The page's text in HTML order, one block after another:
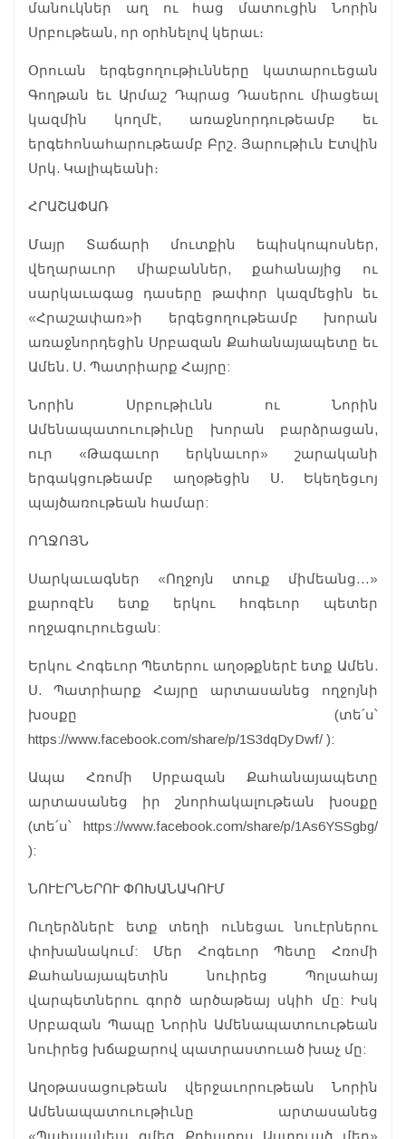
մանուկներ աղ ու հաց մատուցին Նորին
Սրբութեան, որ օրհնելով կերաւ։
Օրուան երգեցողութիւնները կատարուեցան
Գողթան եւ Արմաշ Դպրաց Դասերու միացեալ
կազմին կողմէ, առաջնորդութեամբ եւ
երգեհոնահարութեամբ Բրշ. Յարութիւն Էտվին
Սրկ. Կալիպեանի։
ՀՐԱՇԱՓԱՌ
Մայր Տաճարի մուտքին եպիսկոպոսներ,
վեղարաւոր միաբաններ, քահանայից ու
սարկաւագաց դասերը թափոր կազմեցին եւ
«Հրաշափառ»ի երգեցողութեամբ խորան
առաջնորդեցին Սրբազան Քահանայապետը եւ
Ամեն. Ս. Պատրիարք Հայրը:
Նորին Սրբութիւնն ու Նորին
Ամենապատուութիւնը խորան բարձրացան,
ուր «Թագաւոր երկնաւոր» շարականի
երգակցութեամբ աղօթեցին Ս. Եկեղեցւոյ
պայծառութեան համար:
ՈՂՋՈՅՆ
Սարկաւագներ «Ողջոյն տուք միմեանց…»
քարոզէն ետք երկու հոգեւոր պետեր
ողջագուրուեցան:
Երկու Հոգեւոր Պետերու աղօթքներէ ետք Ամեն.
Ս. Պատրիարք Հայրը արտասանեց ողջոյնի
խօսքը (տե՛ս՝
https://www.facebook.com/share/p/1S3dqDyDwf/ ):
Ապա Հռոմի Սրբազան Քահանայապետը
արտասանեց իր շնորհակալութեան խօսքը
(տե՛ս՝ https://www.facebook.com/share/p/1As6YSSgbg/
):
ՆՈՒԷՐՆԵՐՈՒ ՓՈԽԱՆԱԿՈՒՄ
Ուղերձներէ ետք տեղի ունեցաւ նուէրներու
փոխանակում: Մեր Հոգեւոր Պետը Հռոմի
Քահանայապետին նուիրեց Պոլսահայ
վարպետներու գործ արծաթեայ սկիհ մը: Իսկ
Սրբազան Պապը Նորին Ամենապատուութեան
նուիրեց խճաքարով պատրաստուած խաչ մը:
Աղօթասացութեան վերջաւորութեան Նորին
Ամենապատուութիւնը արտասանեց